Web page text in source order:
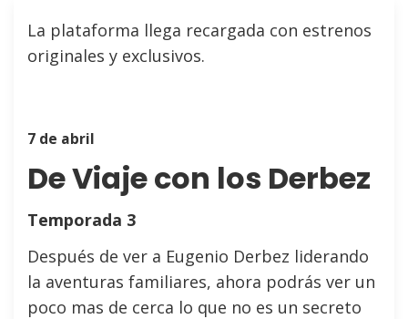
La plataforma llega recargada con estrenos
originales y exclusivos.
7 de abril
De Viaje con los Derbez
Temporada 3
Después de ver a Eugenio Derbez liderando
la aventuras familiares, ahora podrás ver un
poco mas de cerca lo que no es un secreto